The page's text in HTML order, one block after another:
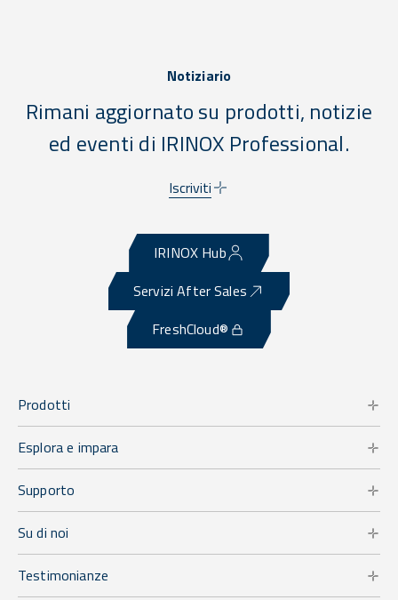
Notiziario
Rimani aggiornato su prodotti, notizie
ed eventi di IRINOX Professional.
Iscriviti
IRINOX Hub
Servizi After Sales
FreshCloud®
Prodotti
Esplora e impara
Supporto
Su di noi
Testimonianze